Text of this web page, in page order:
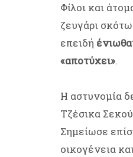
Φίλοι και
ζευγάρι
επειδή
«αποτύχει».
Η αστυνομία
Τζέσικα
Σημείωσε
οικογένεια